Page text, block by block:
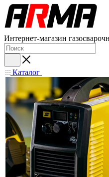
Интернет-магазин
Каталог